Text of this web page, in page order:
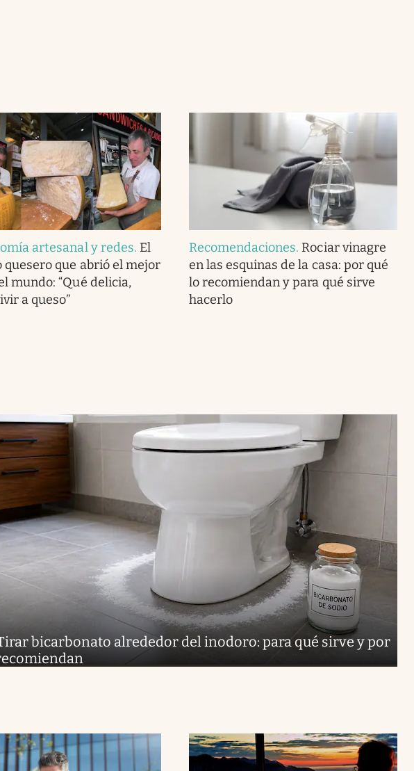
artesanal y redes. El
quesero que abrió el mejor
mundo: “Qué delicia,
a queso”
Recomendaciones. Rociar vinagre
en las esquinas de la casa: por qué
lo recomiendan y para qué sirve
hacerlo
bicarbonato alrededor del inodoro: para qué sirve y por